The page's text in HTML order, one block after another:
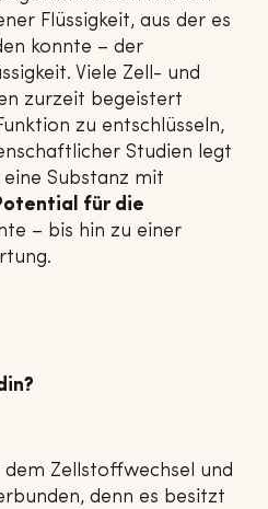
Flüssigkeit, aus der es
konnte – der
Viele Zell- und
zurzeit begeistert
zu entschlüsseln,
Studien legt
eine Substanz mit
für die
– bis hin zu einer
Zellstoffwechsel und
denn es besitzt